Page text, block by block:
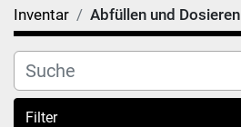
Inventar Abfüllen und Dosieren
Filter